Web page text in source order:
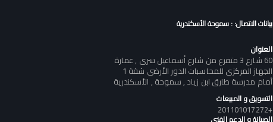
بيانات الاتصال: : سموحة الأسكندرية
العنوان
60 شارع 3 متفرع من شارع أسماعيل سرى , عمارة
الجهاز المركزى للمحاسبات الدور الأرضى شقة 1
أمام مدرسة طارق ابن زياد , سموحة , الأسكندرية
التسويق و المبيعات
+201101017272